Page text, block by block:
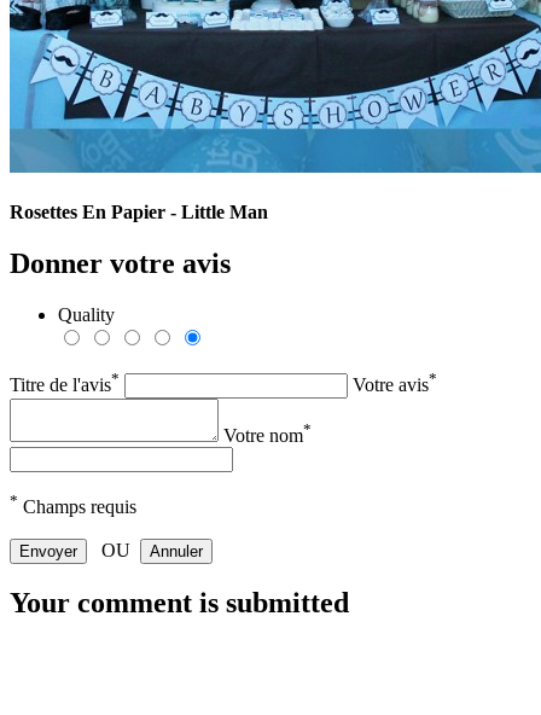
Rosettes En Papier - Little Man
Donner votre avis
Quality
Titre de l'avis* Votre avis*
Votre nom*
* Champs requis
Envoyer OU Annuler
Your comment is submitted